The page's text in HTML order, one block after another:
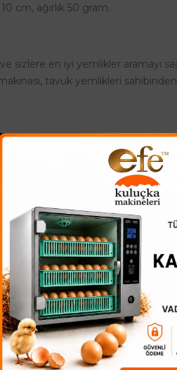
cm, ağırlık 50 gram.
sizlere en iyi yemlikler aramayı
tavuk yemlikleri